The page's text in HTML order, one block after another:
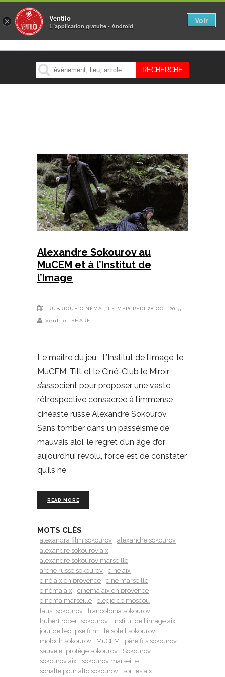
MENU
Alexandre Sokourov au
MuCEM et à l’Institut de
l’Image
RUBRIQUE CINÉMA , LE MERCREDI 28 OCT 2015
Ventilo SHARE
Le maître du jeu L’Institut de l’Image, le
MuCEM, Tilt et le Ciné-Club le Miroir
s’associent pour proposer une vaste
rétrospective consacrée à l’immense
cinéaste russe Alexandre Sokourov.
Sans tomber dans un passéisme de
mauvais aloi, le regret d’un âge d’or
aujourd’hui révolu, force est de constater
qu’ils ne
READ MORE
MOTS CLÉS
alexandra film sokourov
alexandre sokourov
alexandre sokourov aix
alexandre sokourov marseille
arche russe sokourov
ciné aix
ciné aix en provence
ciné marseille
cinéma aix
cinema aix en provence
cinema marseille
elegie de moscou
faust sokourov
francofonia sokourov
hubert robert sokourov
institut de l’image aix
jour de l’eclipse film
le soleil sokourov
moloch sokourov
MuCEM
père fils sokourov
sauve et protège sokourov
Sokourov
sokourov aix
sokourov marseille
sonalte pour alto sokourov
sorties aix
× Ventilo
L´application gratuite - Android
Voir